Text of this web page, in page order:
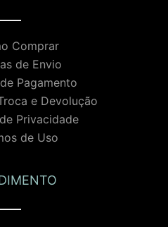
Comprar
de Envio
Pagamento
e Devolução
Privacidade
de Uso